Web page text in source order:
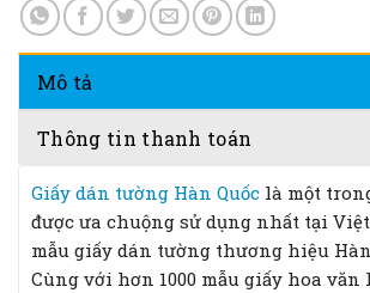
Mô tả
Thông tin thanh toán
Giấy dán tường Hàn Quốc là một
được ưa chuộng sử dụng nhất tại
mẫu giấy dán tường thương hiệu
Cùng với hơn 1000 mẫu giấy hoa